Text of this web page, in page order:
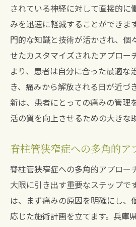
されている神経に対して直接的に
みを迅速に軽減することができま
門的な知識と技術が活かされ、個
せたカスタマイズされたアプロー
より、患者は自分に合った最適な
き、痛みから解放される日が近づ
新は、患者にとっての痛みの管理
活の質を向上させるための大きな
脊柱管狭窄症への多角的ア
脊柱管狭窄症への多角的アプロー
大限に引き出す重要なステップで
は、まず痛みの原因を明確にし、
応じた施術計画を立てます。兵庫